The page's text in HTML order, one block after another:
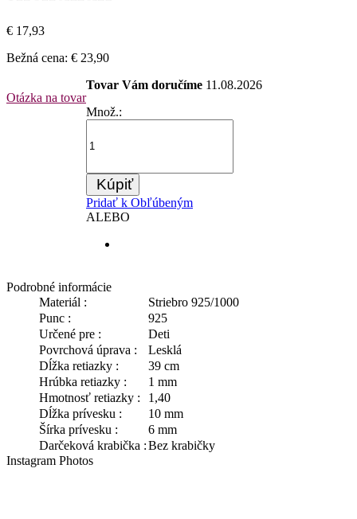
€ 17,93
Bežná cena: € 23,90
Otázka na tovar
Tovar Vám doručíme 11.08.2026
Množ.:
Kúpiť
Pridať k Obľúbeným
ALEBO
Podrobné informácie
Materiál :
Striebro 925/1000
Punc :
925
Určené pre :
Deti
Povrchová úprava :
Lesklá
Dĺžka retiazky :
39 cm
Hrúbka retiazky :
1 mm
Hmotnosť retiazky :
1,40
Dĺžka prívesku :
10 mm
Šírka prívesku :
6 mm
Darčeková krabička :Bez krabičky
Instagram Photos